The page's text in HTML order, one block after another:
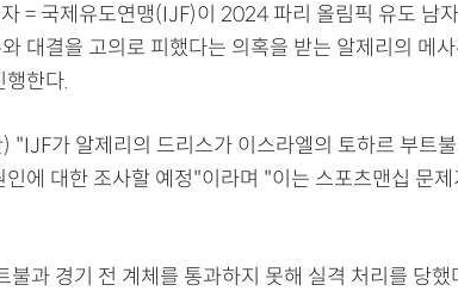
= 국제유도연맹(IJF)이 2024 파리 올림픽 유도 남
대결을 고의로 피했다는 의혹을 받는 알제리의 메
한다.
"IJF가 알제리의 드리스가 이스라엘의 토하르 부트
에 대한 조사할 예정"이라며 "이는 스포츠맨십 문제
불과 경기 전 계체를 통과하지 못해 실격 처리를 당했